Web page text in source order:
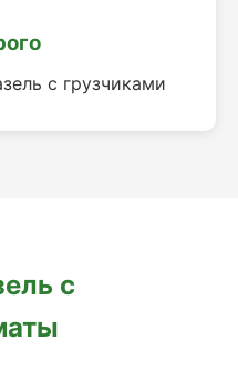
с грузчиками
с